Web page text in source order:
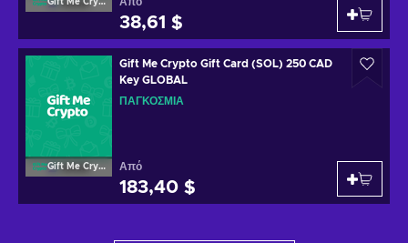
38,61 $
Gift Me Crypto
Gift Me Crypto Gift Card (SOL) 250 CAD
Key GLOBAL
ΠΑΓΚΌΣΜΙΑ
Από
183,40 $